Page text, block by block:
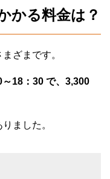
かる料金は？
ざまです。
18：30 で、3,300
ました。